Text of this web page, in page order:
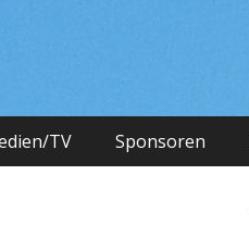
TV Sponsoren